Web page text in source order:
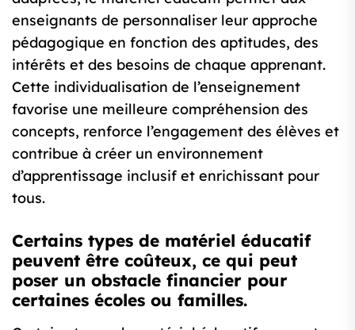
enseignants de personnaliser leur approche
pédagogique en fonction des aptitudes, des
intérêts et des besoins de chaque apprenant.
Cette individualisation de l’enseignement
favorise une meilleure compréhension des
concepts, renforce l’engagement des élèves et
contribue à créer un environnement
d’apprentissage inclusif et enrichissant pour
tous.
Certains types de matériel éducatif
peuvent être coûteux, ce qui peut
poser un obstacle financier pour
certaines écoles ou familles.